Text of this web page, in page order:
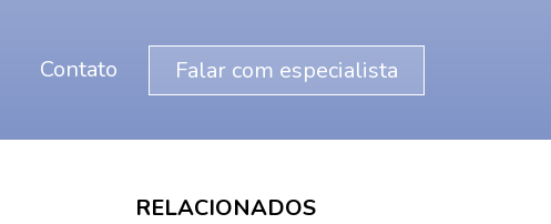
Contato Falar com especialista
RELACIONADOS